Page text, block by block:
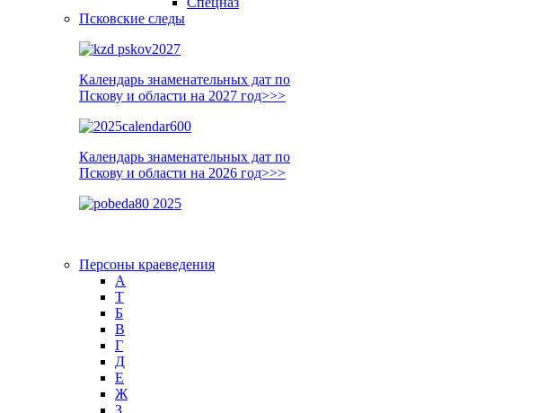
Псковские следы
Календарь знаменательных дат по
Пскову и области на 2027 год>>>
Календарь знаменательных дат по
Пскову и области на 2026 год>>>
Персоны краеведения
А
T
Б
В
Г
Д
Е
Ж
З